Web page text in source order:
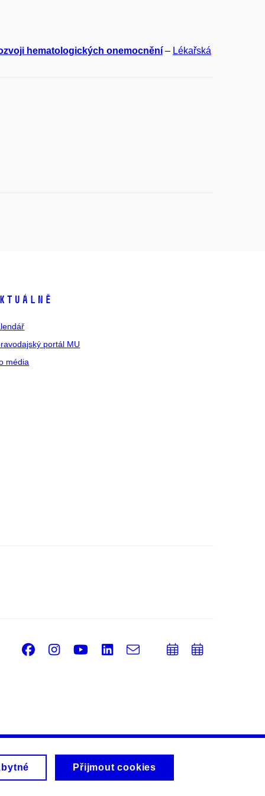
hematologických onemocnění – Lékařská
portál MU
média
Facebook
Instagram
Youtube
LinkedIn
e-
Email
PřidatPřidat
Přijmout cookies